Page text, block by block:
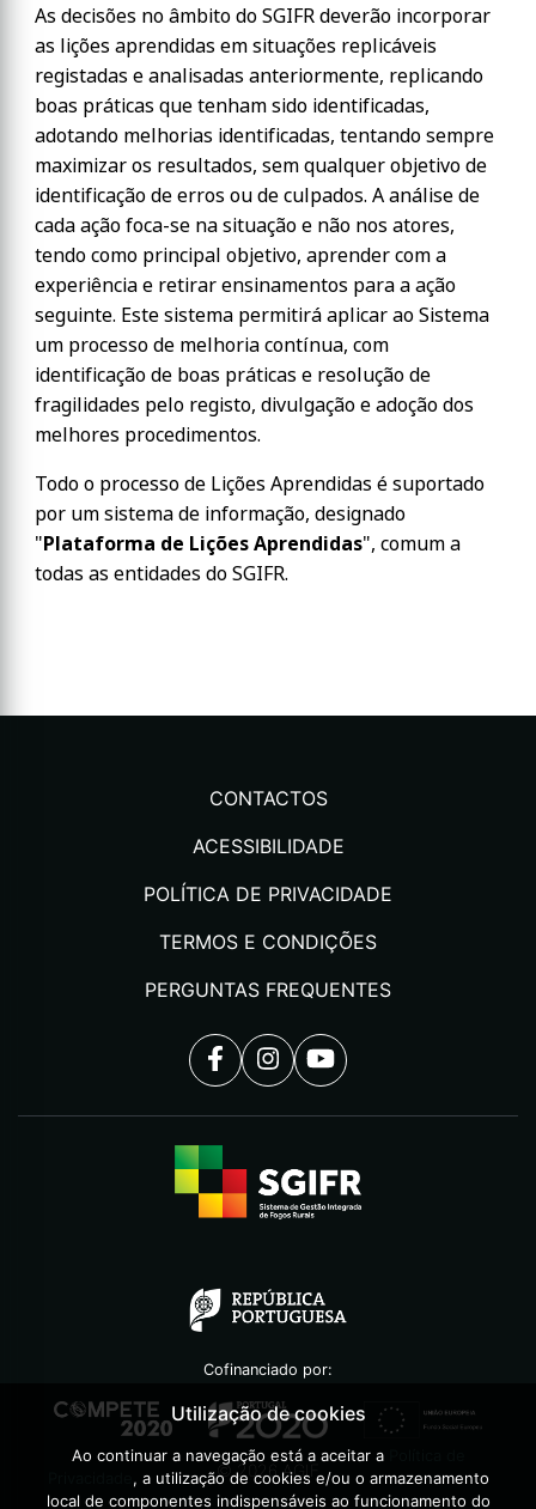
As decisões no âmbito do SGIFR deverão incorporar
as lições aprendidas em situações replicáveis
registadas e analisadas anteriormente, replicando
boas práticas que tenham sido identificadas,
adotando melhorias identificadas, tentando sempre
maximizar os resultados, sem qualquer objetivo de
identificação de erros ou de culpados. A análise de
cada ação foca-se na situação e não nos atores,
tendo como principal objetivo, aprender com a
experiência e retirar ensinamentos para a ação
seguinte. Este sistema permitirá aplicar ao Sistema
um processo de melhoria contínua, com
identificação de boas práticas e resolução de
fragilidades pelo registo, divulgação e adoção dos
melhores procedimentos.
Todo o processo de Lições Aprendidas é suportado
por um sistema de informação, designado
"Plataforma de Lições Aprendidas", comum a
todas as entidades do SGIFR.
CONTACTOS
ACESSIBILIDADE
POLÍTICA DE PRIVACIDADE
TERMOS E CONDIÇÕES
PERGUNTAS FREQUENTES
Cofinanciado por:
©2026 AGIF
Utilização de cookies
Ao continuar a navegação está a aceitar a
, a utilização de cookies e/ou o armazenamento
local de componentes indispensáveis ao funcionamento do